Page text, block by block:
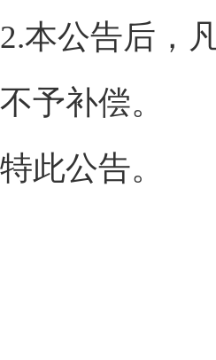
公告后，凡
予补偿。
公告。